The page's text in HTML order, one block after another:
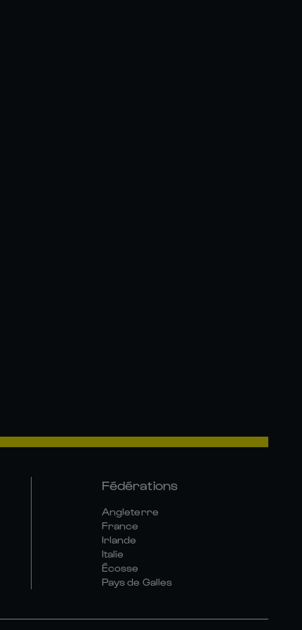
Fédérations
Angleterre
France
Irlande
Italie
Écosse
Pays de Galles